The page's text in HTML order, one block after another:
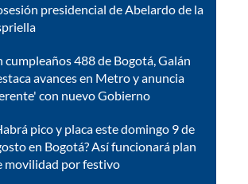
presidencial de Abelardo de la
cumpleaños 488 de Bogotá, Galán
avances en Metro y anuncia
con nuevo Gobierno
pico y placa este domingo 9 de
en Bogotá? Así funcionará plan
movilidad por festivo